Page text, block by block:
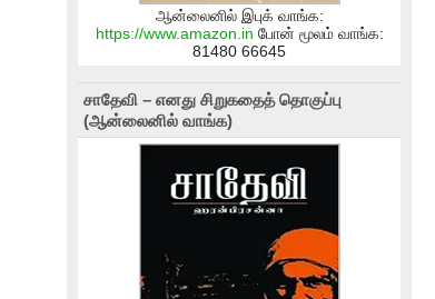
ஆன்லைனில் இபுக் வாங்க:
https://www.amazon.in போன் மூலம் வாங்க:
81480 66645
சாதேவி – எனது சிறுகதைத் தொகுப்பு
(ஆன்லைனில் வாங்க)